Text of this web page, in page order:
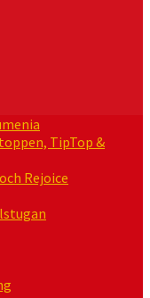
TipTop &
Rejoice